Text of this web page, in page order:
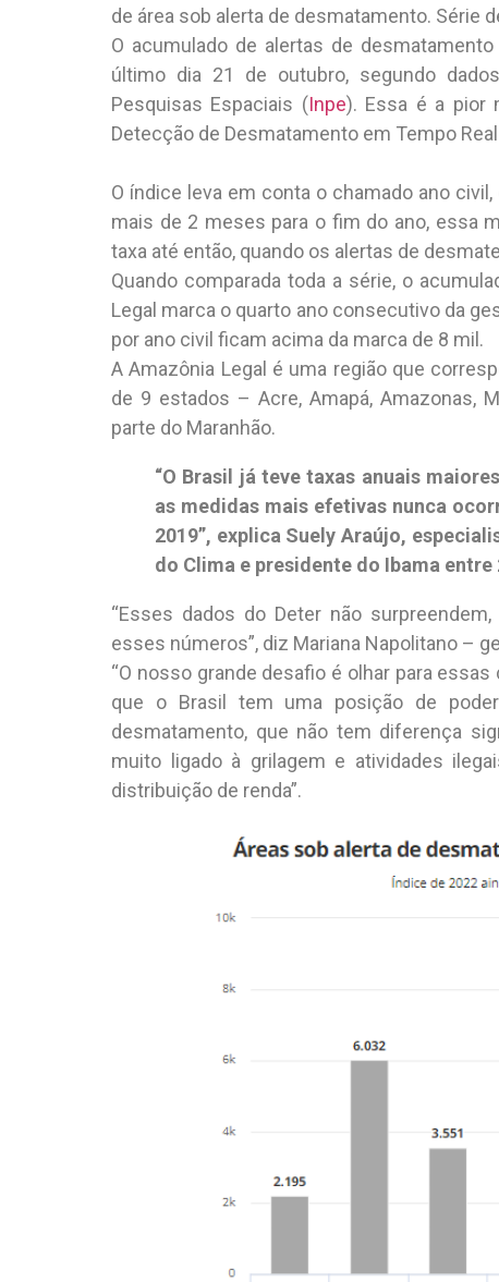
de área sob alerta de desmatamento. Série
O acumulado de alertas de
último dia 21 de outubro, segundo
Pesquisas Espaciais (Inpe). Essa é a pior
Detecção de Desmatamento em Tempo
O índice leva em conta o chamado ano
mais de 2 meses para o fim do ano, essa
taxa até então, quando os alertas de
Quando comparada toda a série, o
Legal marca o quarto ano consecutivo da
por ano civil ficam acima da marca de 8 mil.
A Amazônia Legal é uma região que
de 9 estados – Acre, Amapá, Amazonas,
parte do Maranhão.
“O Brasil já teve taxas anuais
as medidas mais efetivas nunca
2019”, explica Suely Araújo,
do Clima e presidente do Ibama entre
“Esses dados do Deter não
esses números”, diz Mariana Napolitano –
“O nosso grande desafio é olhar para
que o Brasil tem uma posição de
desmatamento, que não tem diferença
muito ligado à grilagem e atividades
distribuição de renda”.